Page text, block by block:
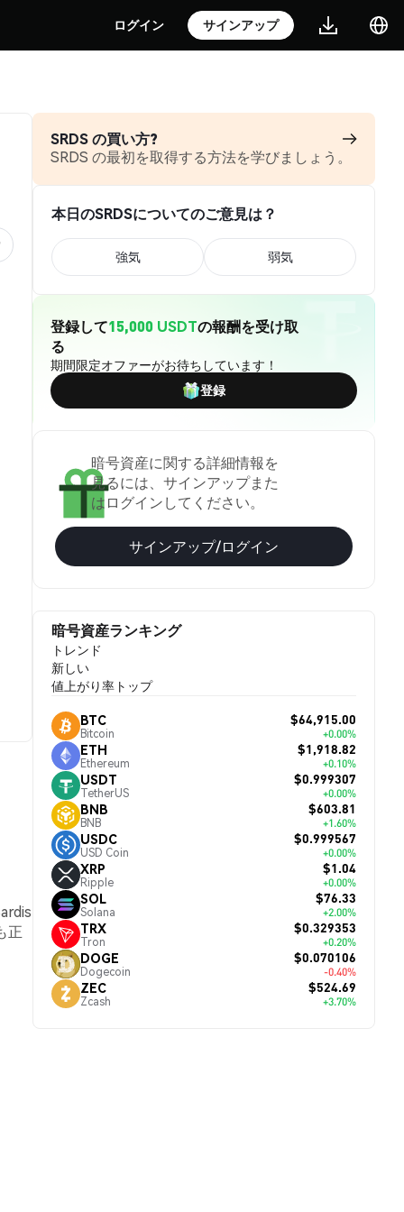
ログイン サインアップ
正
SRDS の買い方?
SRDS の最初を取得する方法を学びましょう。
本日のSRDSについてのご意見は？
強気 弱気
登録して15,000 USDTの報酬を受け取
る
期間限定オファーがお待ちしています！
登録
暗号資産に関する詳細情報を
見るには、サインアップまた
はログインしてください。
サインアップ/ログイン
暗号資産ランキング
トレンド
新しい
値上がり率トップ
BTC
Bitcoin
$64,915.00
+0.00%
ETH
Ethereum
$1,918.82
+0.10%
USDT
TetherUS
$0.999307
+0.00%
BNB
BNB
$603.81
+1.60%
USDC
USD Coin
$0.999567
+0.00%
XRP
Ripple
$1.04
+0.00%
SOL
Solana
$76.33
+2.00%
TRX
Tron
$0.329353
+0.20%
DOGE
Dogecoin
$0.070106
-0.40%
ZEC
Zcash
$524.69
+3.70%